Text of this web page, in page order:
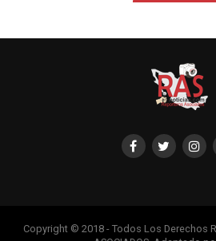
Copyright © 2018 - Todos Los Derechos